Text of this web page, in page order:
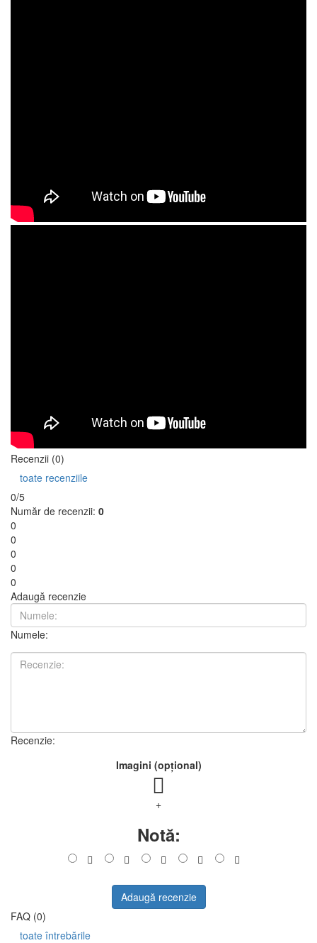
Recenzii (0)
toate recenziile
0/5
Număr de recenzii: 0
0
0
0
0
0
Adaugă recenzie
Numele:
Recenzie:
Imagini (opțional)
+
Notă:
Adaugă recenzie
FAQ (0)
toate întrebările